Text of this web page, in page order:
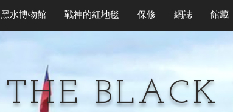
黑水博物館 戰神的紅地毯 保修 網誌 館藏
THE BLACK